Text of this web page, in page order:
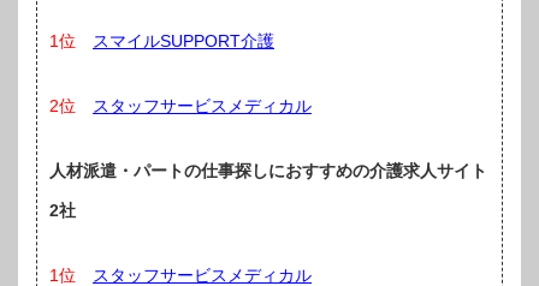
1位 スマイルSUPPORT介護
2位 スタッフサービスメディカル
人材派遣・パートの仕事探しにおすすめの介護求人サイト
2社
1位 スタッフサービスメディカル